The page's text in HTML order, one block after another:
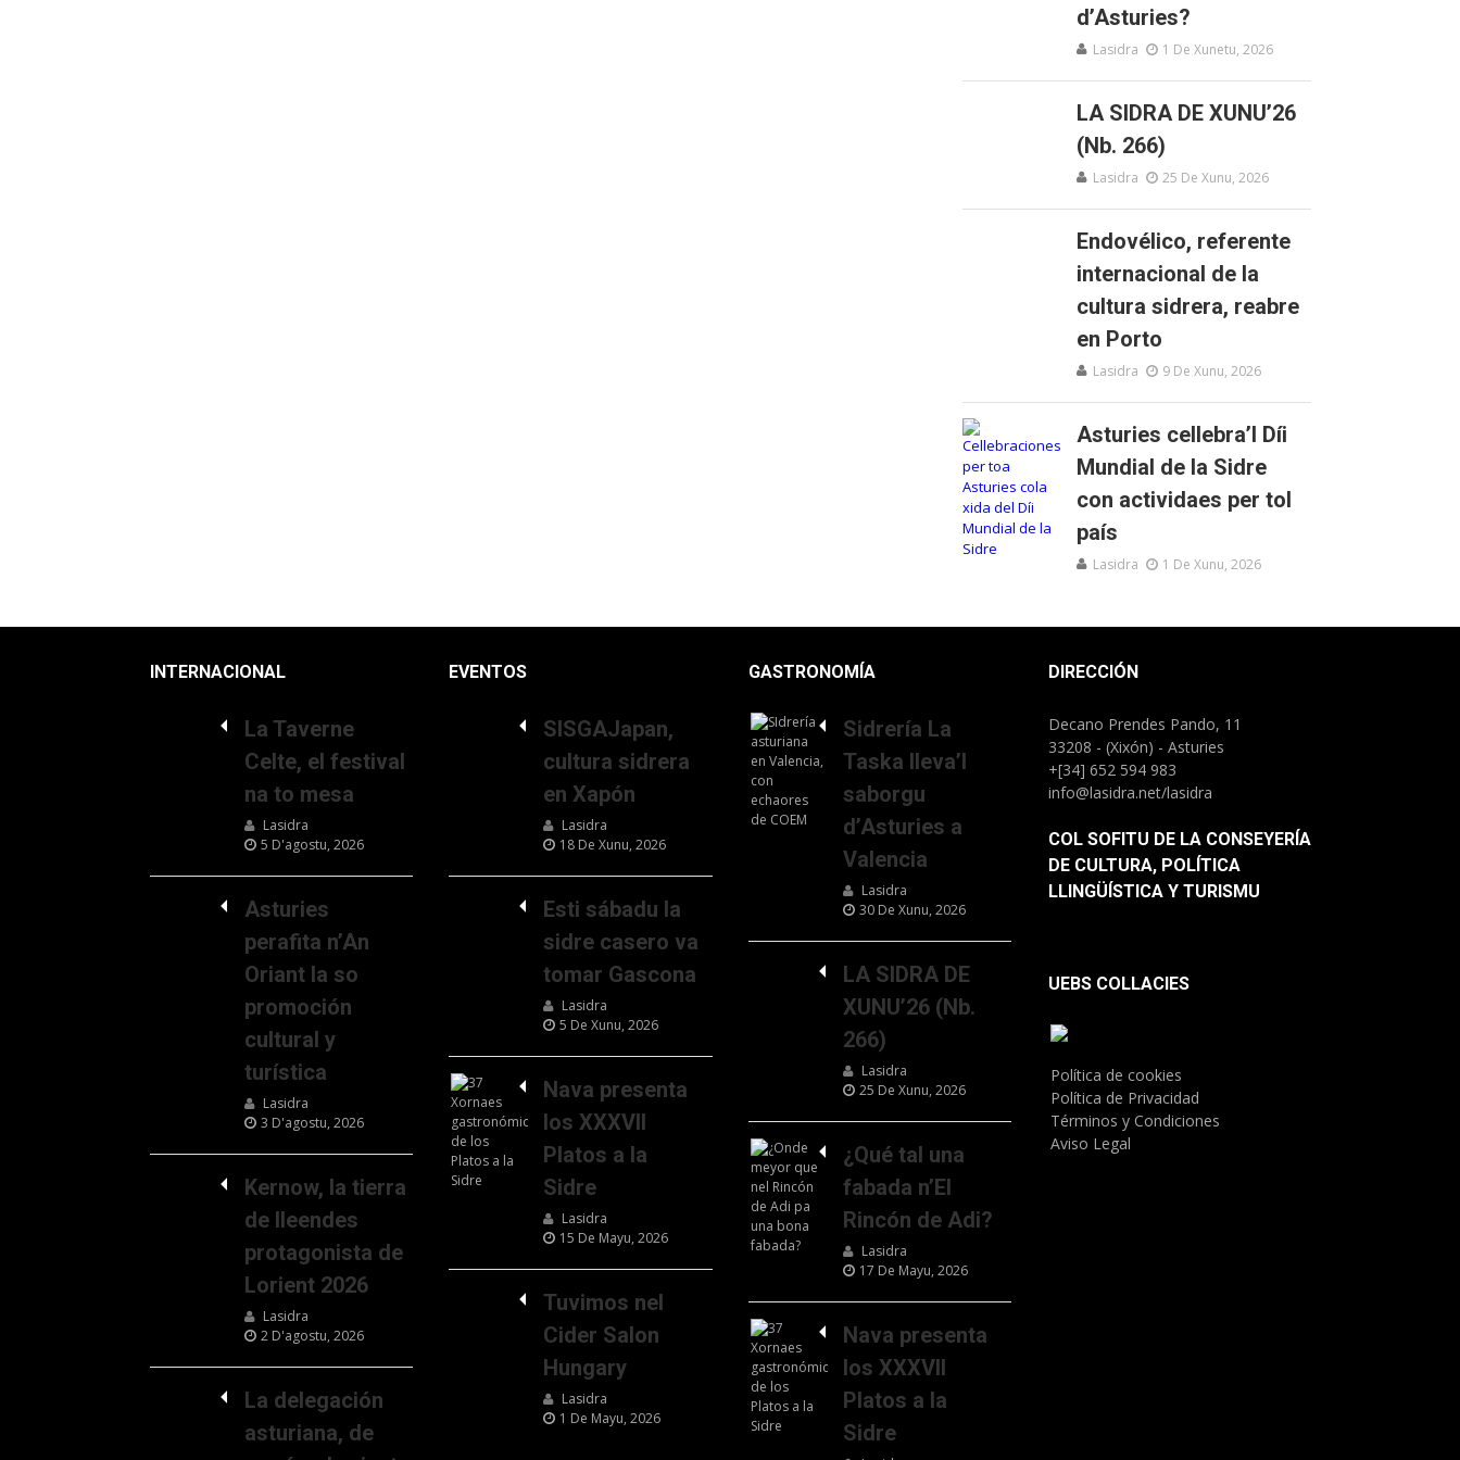
d’Asturies?
Lasidra 1 De Xunetu, 2026
LA SIDRA DE XUNU’26
(Nb. 266)
Lasidra 25 De Xunu, 2026
Endovélico, referente
internacional de la
cultura sidrera, reabre
en Porto
Lasidra 9 De Xunu, 2026
Asturies cellebra’l Díi
Mundial de la Sidre
con actividaes per tol
país
Lasidra 1 De Xunu, 2026
INTERNACIONAL
La Taverne
Celte, el festival
na to mesa
Lasidra
5 D'agostu, 2026
Asturies
perafita n’An
Oriant la so
promoción
cultural y
turística
Lasidra
3 D'agostu, 2026
Kernow, la tierra
de lleendes
protagonista de
Lorient 2026
Lasidra
2 D'agostu, 2026
La delegación
asturiana, de
EVENTOS
SISGAJapan,
cultura sidrera
en Xapón
Lasidra
18 De Xunu, 2026
Esti sábadu la
sidre casero va
tomar Gascona
Lasidra
5 De Xunu, 2026
Nava presenta
los XXXVII
Platos a la
Sidre
Lasidra
15 De Mayu, 2026
Tuvimos nel
Cider Salon
Hungary
Lasidra
1 De Mayu, 2026
GASTRONOMÍA
Sidrería La
Taska lleva’l
saborgu
d’Asturies a
Valencia
Lasidra
30 De Xunu, 2026
LA SIDRA DE
XUNU’26 (Nb.
266)
Lasidra
25 De Xunu, 2026
¿Qué tal una
fabada n’El
Rincón de Adi?
Lasidra
17 De Mayu, 2026
Nava presenta
los XXXVII
Platos a la
Sidre
DIRECCIÓN
Decano Prendes Pando, 11
33208 - (Xixón) - Asturies
+[34] 652 594 983
info@lasidra.net/lasidra
COL SOFITU DE LA CONSEYERÍA
DE CULTURA, POLÍTICA
LLINGÜÍSTICA Y TURISMU
UEBS COLLACIES
Política de cookies
Política de Privacidad
Términos y Condiciones
Aviso Legal